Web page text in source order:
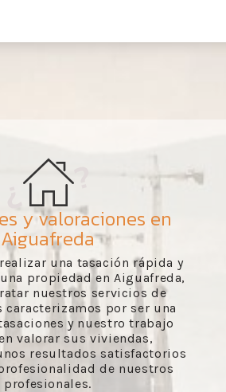
y valoraciones en
Aiguafreda
una tasación rápida y
propiedad en Aiguafreda,
nuestros servicios de
caracterizamos por ser una
y nuestro trabajo
valorar sus viviendas,
resultados satisfactorios
de nuestros
profesionales.